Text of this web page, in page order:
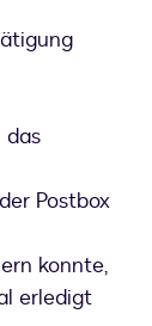
das
Postbox
konnte,
erledigt